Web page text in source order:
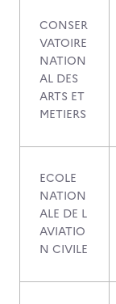
CONSER
VATOIRE
NATION
AL DES
ARTS ET
METIERS
ECOLE
NATION
ALE DE L
AVIATIO
N CIVILE